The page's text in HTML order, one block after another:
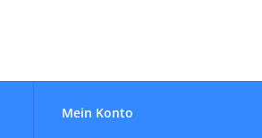
Mein Konto